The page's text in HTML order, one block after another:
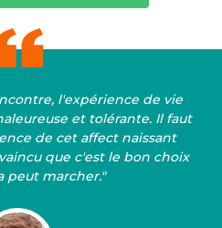
l'expérience de vie
et tolérante. Il faut
de cet affect naissant
que c'est le bon choix
peut marcher."